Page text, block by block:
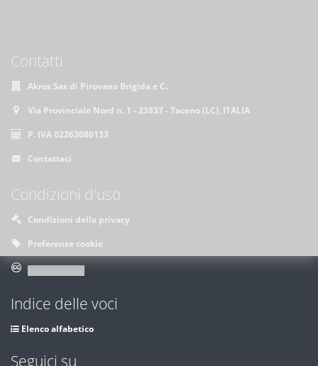
Contatti
Akros Sas di Pirovano Brigida e C.
Via Provinciale Nord n. 1 - 23837 - Taceno (LC), ITALIA
P. IVA 02263080133
Contattaci
Condizioni d'uso
Condizioni della privacy
Preferenze cookie
Indice delle voci
Elenco alfabetico
Seguici su